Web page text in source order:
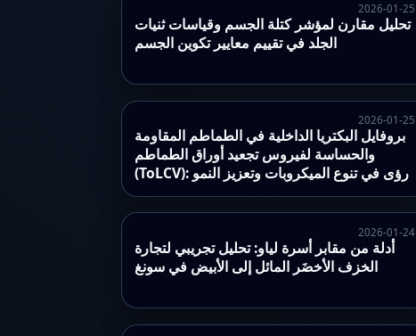
2026-01-25
تحليل مقارن لمؤشر كتلة الجسم وقياسات ثنيات
الجلد في تقييم معايير تكوين الجسم
2026-01-25
بروفايل البكتريا الداخلية في الطماطم المقاومة
والحساسة لفيروس تجعيد أوراق الطماطم
(ToLCV): رؤى في تنوع الميكروبات وتعزيز النمو
2026-01-24
أدلة من مقابر أسرة لياو: تحليل تجريبي لتجارة
الخزف الأخضَر المائل إلى الأبيض في سونغ